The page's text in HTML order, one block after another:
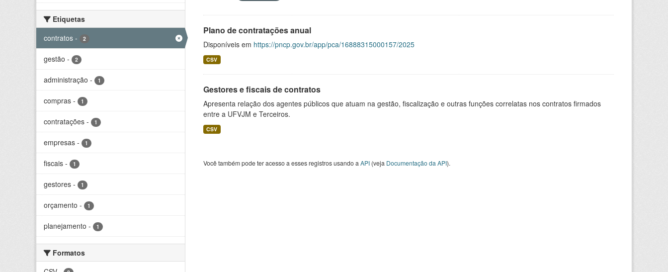
Etiquetas
contratos - 2
gestão - 2
administração - 1
compras - 1
contratações - 1
empresas - 1
fiscais - 1
gestores - 1
orçamento - 1
planejamento - 1
Formatos
Plano de contratações anual
Disponíveis em https://pncp.gov.br/app/pca/16888315000157/2025
CSV
Gestores e fiscais de contratos
Apresenta relação dos agentes públicos que atuam na gestão, fiscalização e outras funções correlatas nos contratos firmados
entre a UFVJM e Terceiros.
CSV
Você também pode ter acesso a esses registros usando a API(veja Documentação da API).